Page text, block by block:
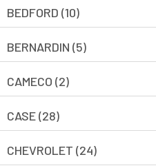
BEDFORD (10)
BERNARDIN (5)
CAMECO (2)
CASE (28)
CHEVROLET (24)